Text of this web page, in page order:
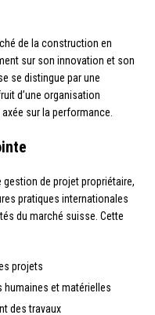
de la construction en
sur son innovation et son
se distingue par une
d’une organisation
sur la performance.
de projet propriétaire,
pratiques internationales
du marché suisse. Cette
projets
et matérielles
des travaux